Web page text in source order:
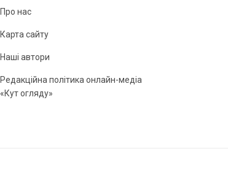
Про нас
Карта сайту
Наші автори
Редакційна політика онлайн-медіа
«Кут огляду»